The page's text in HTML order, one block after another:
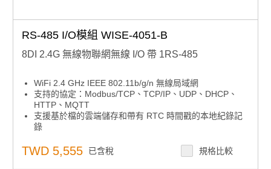
RS-485 I/O模組 WISE-4051-B
8DI 2.4G 無線物聯網無線 I/O 帶 1RS-485
WiFi 2.4 GHz IEEE 802.11b/g/n 無線局域網
支持的協定：Modbus/TCP、TCP/IP、UDP、DHCP、
HTTP、MQTT
支援基於檔的雲端儲存和帶有 RTC 時間戳的本地紀錄記
錄
直接由行動裝置配置，無需安裝任何軟體或應用程式
TWD 5,555 已含稅 規格比較